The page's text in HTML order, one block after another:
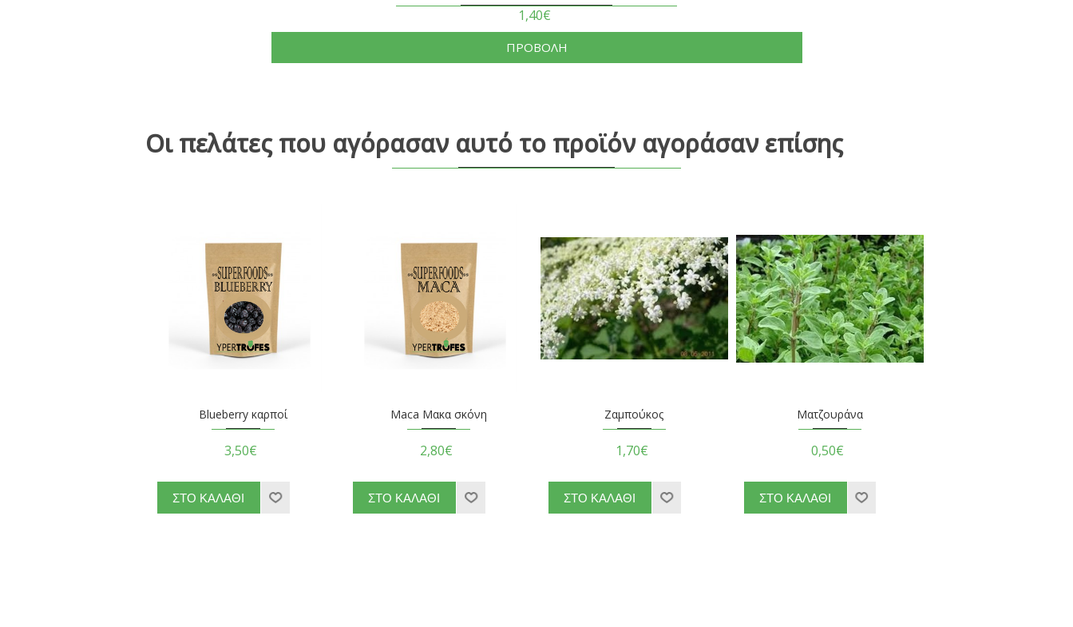
1,40€
ΠΡΟΒΟΛΗ
Οι πελάτες που αγόρασαν αυτό το προϊόν αγοράσαν επίσης
Blueberry καρποί
3,50€
Maca Μακα σκόνη
2,80€
Ζαμπούκος
1,70€
Ματζουράνα
0,50€